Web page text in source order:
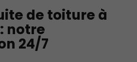
de toiture à
notre
24/7